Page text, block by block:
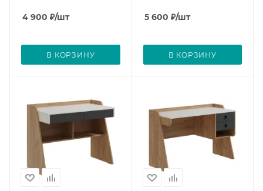
4 900 ₽/шт
В КОРЗИНУ
5 600 ₽/шт
В КОРЗИНУ